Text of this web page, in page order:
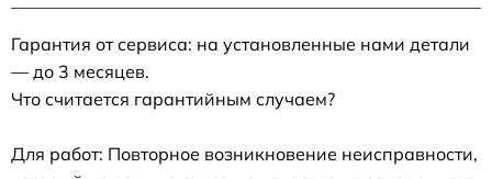
Гарантия от сервиса: на установленные нами детали
— до 3 месяцев.
Что считается гарантийным случаем?
Для работ: Повторное возникновение неисправности,